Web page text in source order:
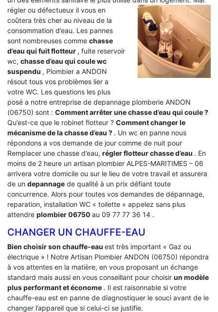
régler ou défectueux il vous en
coûtera très cher au niveau de la
consommation d’eau. Les pannes
sont nombreuses comme chasse
d’eau qui fuit flotteur , fuite reservoir
wc, chasse d’eau qui coule wc
suspendu , Plombier a ANDON
résout tous vos problèmes lier a
votre WC. Les questions les plus
posé a notre entreprise de depannage plomberie ANDON
(06750) sont : Comment arrêter une chasse d’eau qui coule ?
Qu’est-ce que le robinet flotteur ? Comment changer le
mécanisme de la chasse d’eau ? . Un wc en panne nous
répondons a vos demande de jour comme de nuit pour
Remplacer une chasse d’eau, régler flotteur chasse d’eau . En
moins de 2 heure un artisan plombier ALPES-MARITIMES – 06
arrivera votre domicile ou sur le lieu de votre travail et assurera
de un depannage de qualité à un prix défiant toute
concurrence. Alors pour toutes vos demandes de dépannage,
reparation, installation WC « toilette » appelez sans plus
attendre plombier 06750 au 09 77 77 36 14 .
CHANGER UN CHAUFFE-EAU
Bien choisir son chauffe-eau est très important « Gaz ou
électrique » ! Notre Artisan Plombier ANDON (06750) répondra
à vos attentes en la matière, en vous proposant un échange
standard mais aussi en vous conseillant pour choisir un modèle
plus performant et économe . Il est raisonnable si votre
chauffe-eau est en panne de diagnostiquer le souci avant de le
changer l’appareil que si celui-ci se justifie.